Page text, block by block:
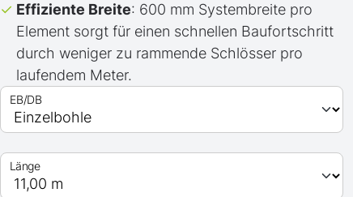
Effiziente Breite: 600 mm Systembreite pro
Element sorgt für einen schnellen Baufortschritt
durch weniger zu rammende Schlösser pro
laufendem Meter.
EB/DB
Länge